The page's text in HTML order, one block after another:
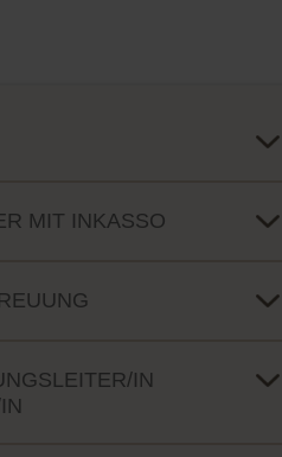
MIT INKASSO
IN